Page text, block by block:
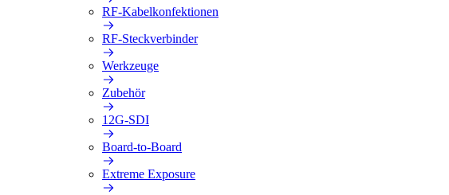
RF-Kabelkonfektionen
RF-Steckverbinder
Werkzeuge
Zubehör
12G-SDI
Board-to-Board
Extreme Exposure